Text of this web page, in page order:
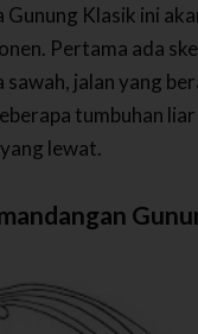
Gunung Klasik ini
Pertama ada
sawah, jalan yang
tumbuhan
lewat.